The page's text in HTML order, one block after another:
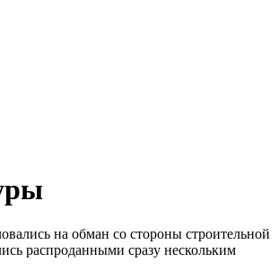
на обман со стороны строительной
распроданными сразу нескольким